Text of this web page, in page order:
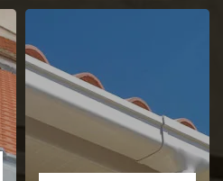
Etanchéité de
faitage et faitière
31